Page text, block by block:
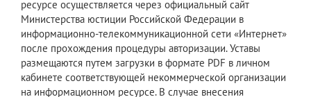
ресурсе осуществляется через официальный сайт
Министерства юстиции Российской Федерации в
информационно-телекоммуникационной сети «Интернет»
после прохождения процедуры авторизации. Уставы
размещаются путем загрузки в формате PDF в личном
кабинете соответствующей некоммерческой организации
на информационном ресурсе. В случае внесения